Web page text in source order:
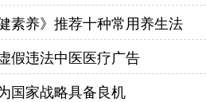
素养》推荐十种常用养生法
假违法中医医疗广告
国家战略具备良机